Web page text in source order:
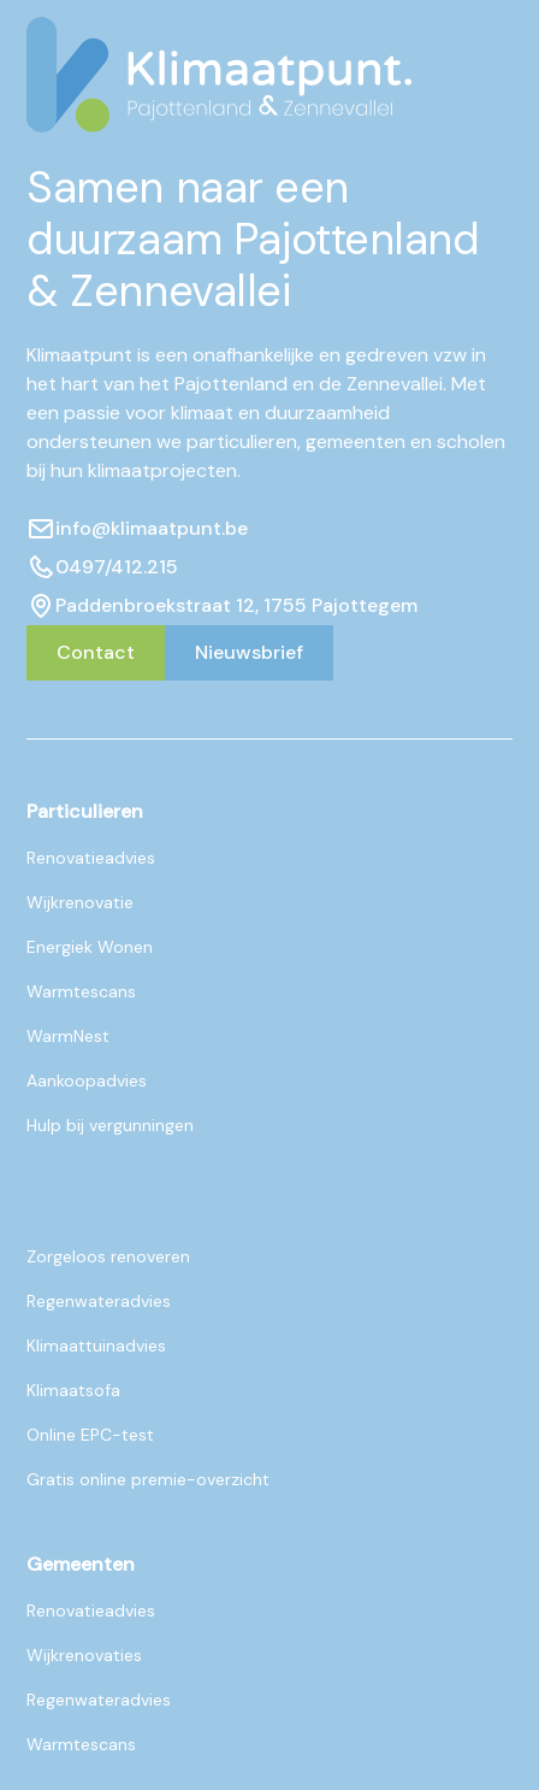
Samen naar een
duurzaam Pajottenland
& Zennevallei
Klimaatpunt is een onafhankelijke en gedreven vzw in
het hart van het Pajottenland en de Zennevallei. Met
een passie voor klimaat en duurzaamheid
ondersteunen we particulieren, gemeenten en scholen
bij hun klimaatprojecten.
info@klimaatpunt.be
0497/412.215
Paddenbroekstraat 12, 1755 Pajottegem
Contact
Nieuwsbrief
Particulieren
Renovatieadvies
Wijkrenovatie
Energiek Wonen
Warmtescans
WarmNest
Aankoopadvies
Hulp bij vergunningen
Zorgeloos renoveren
Regenwateradvies
Klimaattuinadvies
Klimaatsofa
Online EPC-test
Gratis online premie-overzicht
Gemeenten
Renovatieadvies
Wijkrenovaties
Regenwateradvies
Warmtescans